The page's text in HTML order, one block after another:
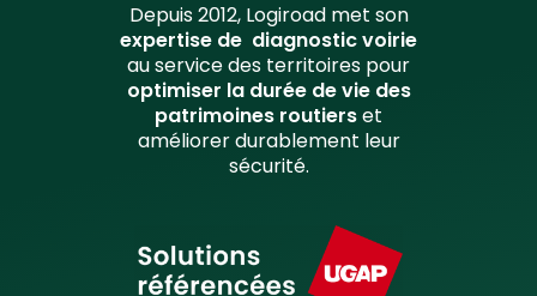
Depuis 2012, Logiroad met son
expertise de diagnostic voirie
au service des territoires pour
optimiser la durée de vie des
patrimoines routierset
améliorer durablement leur
sécurité.